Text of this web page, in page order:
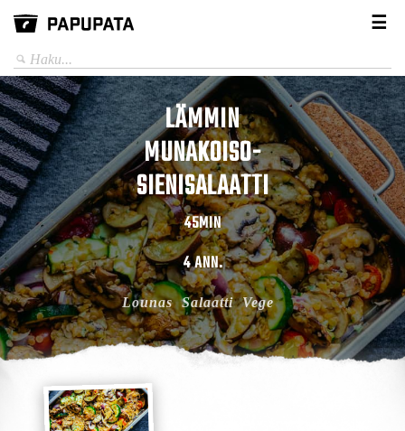
☰
LÄMMIN
MUNAKOISO-
SIENISALAATTI
45MIN
4 ANN.
Lounas Salaatti Vege